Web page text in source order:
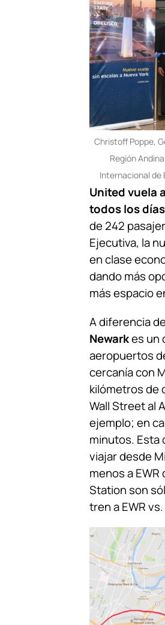
Christoff Poppe,
Región
Internacional de
United vuela
todos los días
de 242
Ejecutiva, la
en clase
dando más
más espacio
A diferencia
Newarkes un
aeropuertos
cercanía con
kilómetros de
Wall Street al
ejemplo; en
minutos. Esta
viajar desde
menos a
Station son
tren a EWR